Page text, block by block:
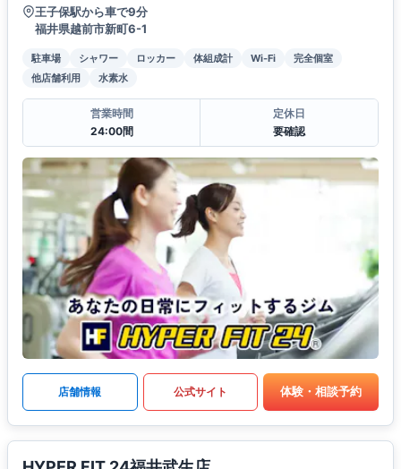
王子保駅から車で9分
福井県越前市新町6-1
駐車場 シャワー ロッカー 体組成計 Wi-Fi
完全個室
他店舗利用
水素水
営業時間
24:00間
定休日
要確認
店舗情報 公式サイト 体験・相談予約